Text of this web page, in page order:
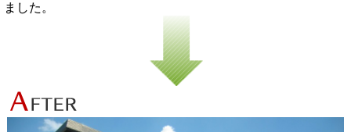
ました。